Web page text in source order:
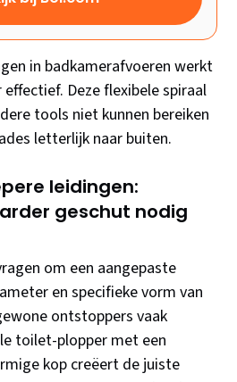
in badkamerafvoeren werkt
Deze flexibele spiraal
tools niet kunnen bereiken
letterlijk naar buiten.
leidingen:
geschut nodig
om een aangepaste
en specifieke vorm van
ontstoppers vaak
toilet-plopper met een
kop creëert de juiste